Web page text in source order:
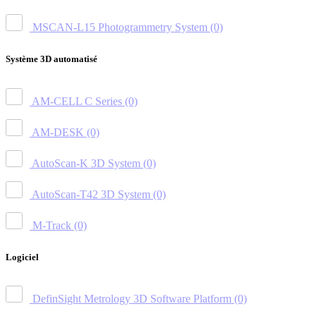
MSCAN-L15 Photogrammetry System (0)
Système 3D automatisé
AM-CELL C Series (0)
AM-DESK (0)
AutoScan-K 3D System (0)
AutoScan-T42 3D System (0)
M-Track (0)
Logiciel
DefinSight Metrology 3D Software Platform (0)